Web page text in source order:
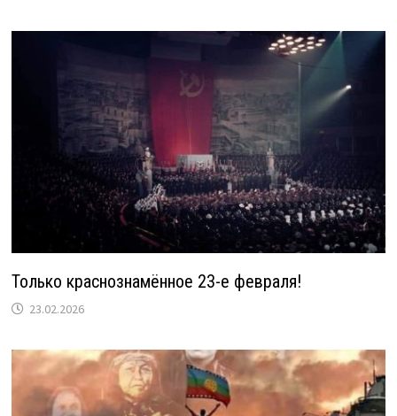
Только краснознамённое 23-е февраля!
23.02.2026